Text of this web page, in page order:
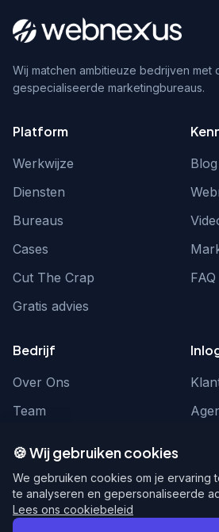
Wij matchen ambitieuze bedrijven met
gespecialiseerde marketingbureaus.
Platform
Werkwijze
Diensten
Bureaus
Cases
Cut The Crap
Gratis advies
Blog
FAQ
Bedrijf
Over Ons
Team
085
🍪 Wij gebruiken cookies
We gebruiken cookies om je ervaring
te analyseren en gepersonaliseerde
Lees ons cookiebeleid